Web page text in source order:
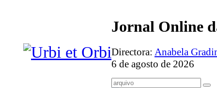
Jornal Online
Directora: Anabela
6 de agosto de 2026